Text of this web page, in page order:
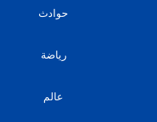
حوادث
رياضة
عالم